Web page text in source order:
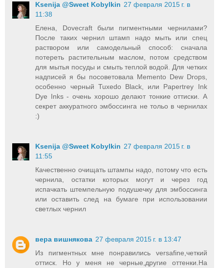
Ksenija @Sweet Kobylkin 27 февраля 2015 г. в
11:38
Елена, Dovecraft были пигментными чернилами?
После таких чернил штамп надо мыть или спец
раствором или самодельный способ: сначала
потереть растительным маслом, потом средством
для мытья посуды и смыть теплой водой. Для четких
надписей я бы посоветовала Memento Dew Drops,
особенно черный Tuxedo Black, или Papertrey Ink
Dye Inks - очень хорошо делают тонкие оттиски. А
секрет аккуратного эмбоссинга не тольо в чернилах
:)
Ksenija @Sweet Kobylkin 27 февраля 2015 г. в
11:55
Качественно очищать штампы надо, потому что есть
чернила, остатки которых могут и через год
испачкать штемпельную подушечку для эмбоссинга
или оставить след на бумаге при использовании
светлых чернил
вера вишнякова 27 февраля 2015 г. в 13:47
Из пигментных мне понравились versafine,четкий
оттиск. Но у меня не черные,другие оттенки.На